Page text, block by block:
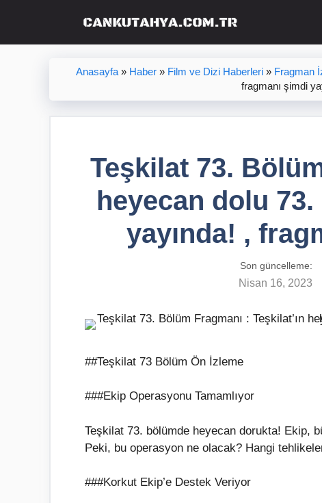
Anasayfa» Haber» Film ve Dizi Haberleri» Fragman
fragmanı şimdi
Teşkilat 73.
heyecan dolu
yayında! ,
Son güncelleme:
Nisan 16, 2023
##Teşkilat 73 Bölüm Ön İzleme
###Ekip Operasyonu Tamamlıyor
Teşkilat 73. bölümde heyecan dorukta! Ekip,
Peki, bu operasyon ne olacak? Hangi
###Korkut Ekip’e Destek Veriyor